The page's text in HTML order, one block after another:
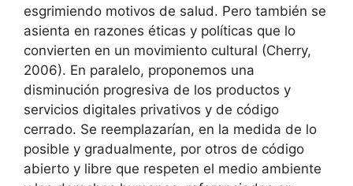
esgrimiendo motivos de salud. Pero también se
asienta en razones éticas y políticas que lo
convierten en un movimiento cultural (Cherry,
2006). En paralelo, proponemos una
disminución progresiva de los productos y
servicios digitales privativos y de código
cerrado. Se reemplazarían, en la medida de lo
posible y gradualmente, por otros de código
abierto y libre que respeten el medio ambiente